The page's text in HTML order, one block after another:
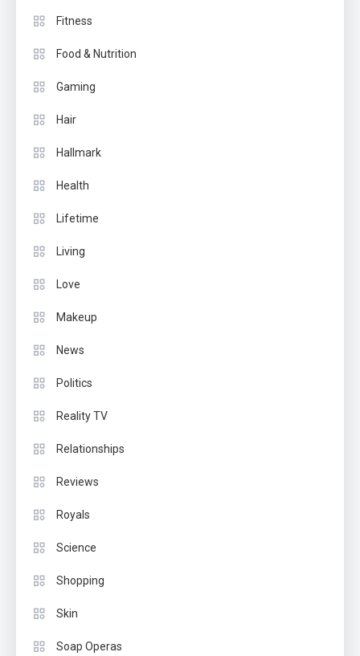
Fitness
Food & Nutrition
Gaming
Hair
Hallmark
Health
Lifetime
Living
Love
Makeup
News
Politics
Reality TV
Relationships
Reviews
Royals
Science
Shopping
Skin
Soap Operas